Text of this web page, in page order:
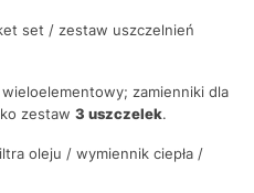
set / zestaw uszczelnień
zamienniki dla
zestaw 3 uszczelek.
oleju / wymiennik ciepła /